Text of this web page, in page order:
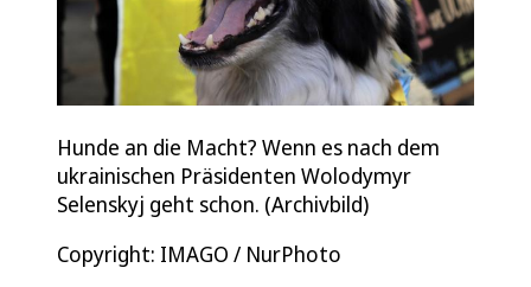
Hunde an die Macht? Wenn es nach dem
ukrainischen Präsidenten Wolodymyr
Selenskyj geht schon. (Archivbild)
Copyright: IMAGO / NurPhoto